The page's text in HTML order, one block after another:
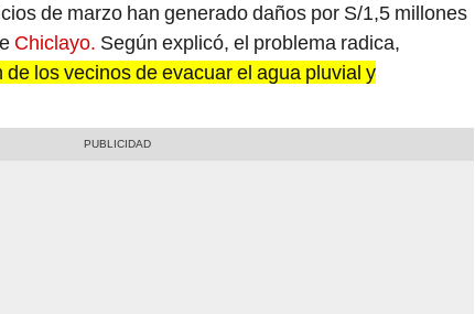
de marzo han generado daños por S/1,5 millones
Chiclayo. Según explicó, el problema radica,
de los vecinos de evacuar el agua pluvial y